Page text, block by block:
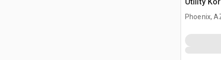
Phoenix,